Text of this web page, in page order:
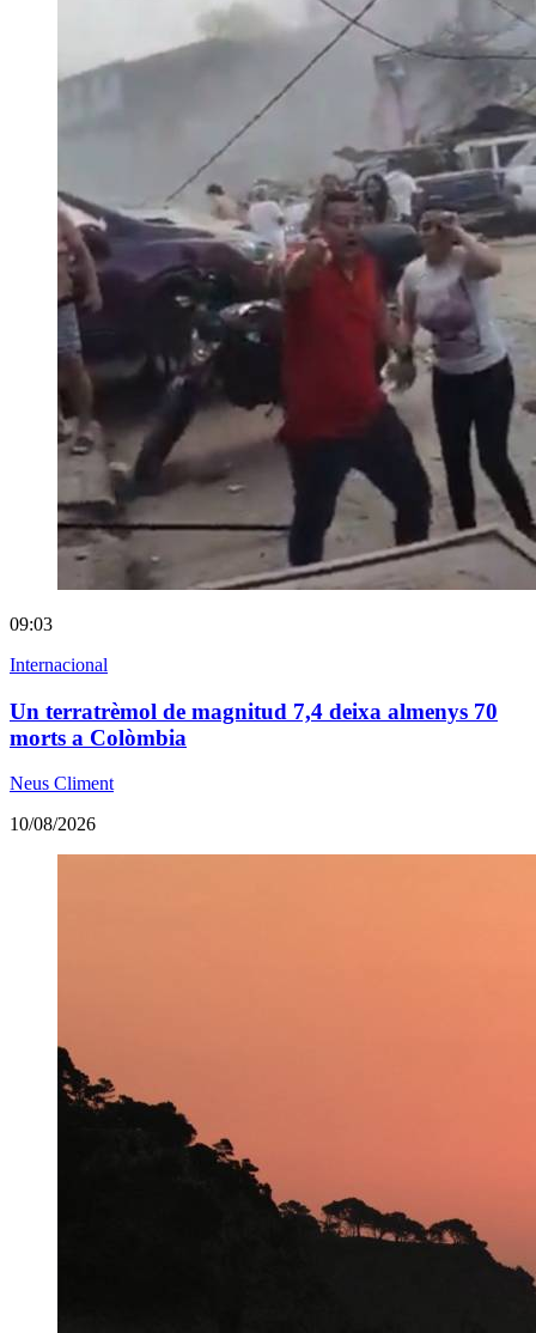
09:03
Internacional
Un terratrèmol de magnitud 7,4 deixa almenys 70
morts a Colòmbia
Neus Climent
10/08/2026